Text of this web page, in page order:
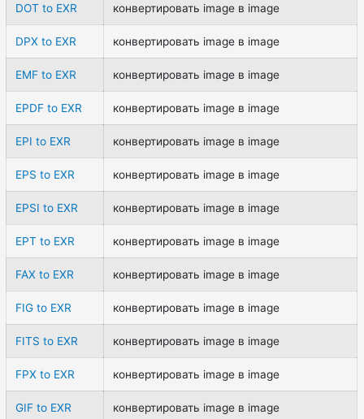
DOT to EXR конвертировать image в image
DPX to EXR конвертировать image в image
EMF to EXR конвертировать image в image
EPDF to EXR конвертировать image в image
EPI to EXR конвертировать image в image
EPS to EXR конвертировать image в image
EPSI to EXR конвертировать image в image
EPT to EXR конвертировать image в image
FAX to EXR конвертировать image в image
FIG to EXR конвертировать image в image
FITS to EXR конвертировать image в image
FPX to EXR конвертировать image в image
GIF to EXR конвертировать image в image